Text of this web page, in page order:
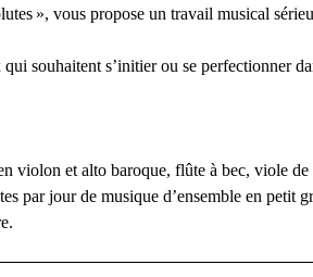
», vous propose un travail musical
qui souhaitent s’initier ou se perfectionner
violon et alto baroque, flûte à bec, viole
par jour de musique d’ensemble en petit